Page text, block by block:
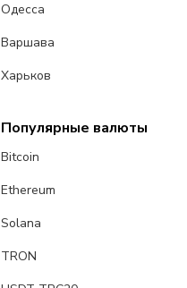
Одесса
Варшава
Харьков
Популярные валюты
Bitcoin
Ethereum
Solana
TRON